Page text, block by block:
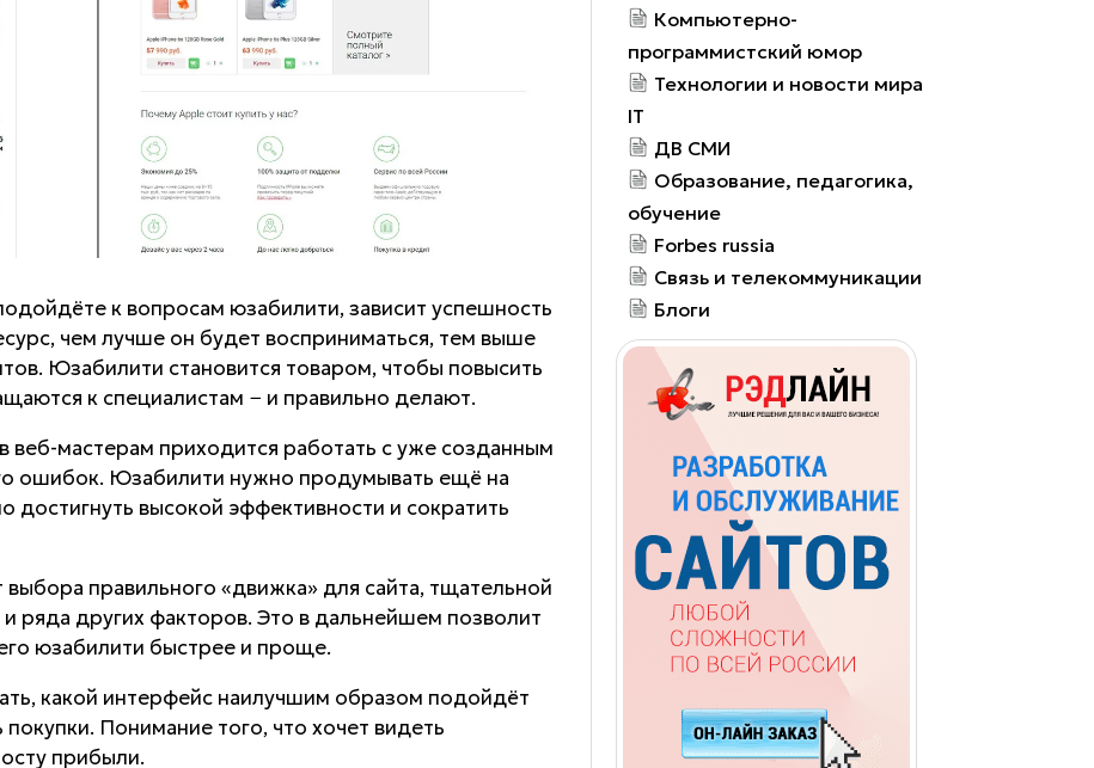
к вопросам юзабилити, зависит успешность
чем лучше он будет восприниматься, тем выше
Юзабилити становится товаром, чтобы повысить
к специалистам − и правильно делают.
веб-мастерам приходится работать с уже созданным
ошибок. Юзабилити нужно продумывать ещё на
достигнуть высокой эффективности и сократить
правильного «движка» для сайта, тщательной
ряда других факторов. Это в дальнейшем позволит
юзабилити быстрее и проще.
какой интерфейс наилучшим образом подойдёт
Понимание того, что хочет видеть
прибыли.
Компьютерно-
программистский юмор
Технологии и новости мира
IT
ДВ СМИ
Образование, педагогика,
обучение
Forbes russia
Связь и телекоммуникации
Блоги